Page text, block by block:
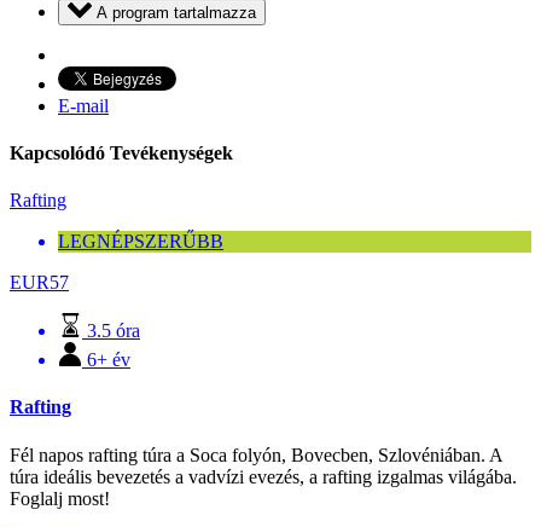
A program tartalmazza
E-mail
Kapcsolódó Tevékenységek
Rafting
LEGNÉPSZERŰBB
EUR57
3.5 óra
6+ év
Rafting
Fél napos rafting túra a Soca folyón, Bovecben, Szlovéniában. A
túra ideális bevezetés a vadvízi evezés, a rafting izgalmas világába.
Foglalj most!